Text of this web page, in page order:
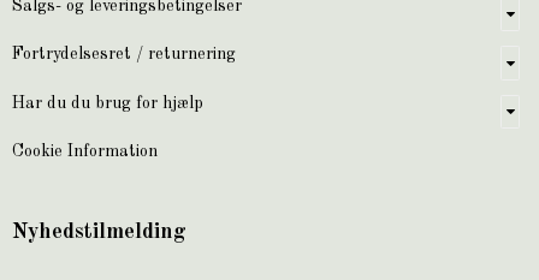
Salgs- og leveringsbetingelser
Fortrydelsesret / returnering
Har du du brug for hjælp
Cookie Information
Nyhedstilmelding